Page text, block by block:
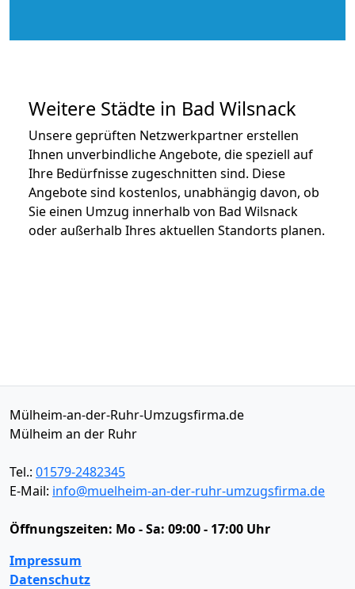
Weitere Städte in Bad Wilsnack
Unsere geprüften Netzwerkpartner erstellen
Ihnen unverbindliche Angebote, die speziell auf
Ihre Bedürfnisse zugeschnitten sind. Diese
Angebote sind kostenlos, unabhängig davon, ob
Sie einen Umzug innerhalb von Bad Wilsnack
oder außerhalb Ihres aktuellen Standorts planen.
Mülheim-an-der-Ruhr-Umzugsfirma.de
Mülheim an der Ruhr
Tel.: 01579-2482345
E-Mail: info@muelheim-an-der-ruhr-umzugsfirma.de
Öffnungszeiten: Mo - Sa: 09:00 - 17:00 Uhr
Impressum
Datenschutz